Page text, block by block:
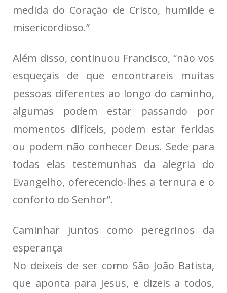
medida do Coração de Cristo, humilde e
misericordioso.”
Além disso, continuou Francisco, “não vos
esqueçais de que encontrareis muitas
pessoas diferentes ao longo do caminho,
algumas podem estar passando por
momentos difíceis, podem estar feridas
ou podem não conhecer Deus. Sede para
todas elas testemunhas da alegria do
Evangelho, oferecendo-lhes a ternura e o
conforto do Senhor”.
Caminhar juntos como peregrinos da
esperança
No deixeis de ser como São João Batista,
que aponta para Jesus, e dizeis a todos,